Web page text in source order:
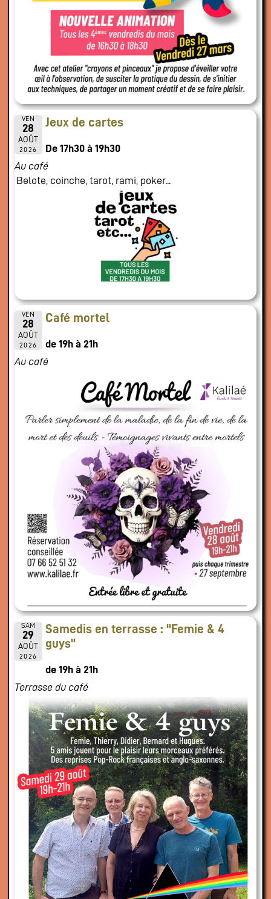
VEN
28
AOÛT
2026
Jeux de cartes
De 17h30 à 19h30
Au café
Belote, coinche, tarot, rami, poker...
VEN
28
AOÛT
2026
Café mortel
de 19h à 21h
Au café
SAM
29
AOÛT
2026
Samedis en terrasse : "Femie & 4
guys"
de 19h à 21h
Terrasse du café